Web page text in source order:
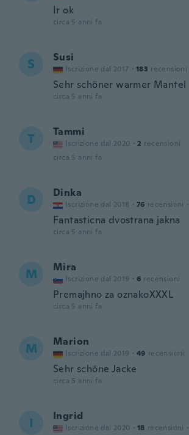
Ir ok
circa 5 anni fa
S Susi
Iscrizione dal 2017 · 183 recensioni
Sehr schöner warmer Mantel
circa 5 anni fa
T Tammi
Iscrizione dal 2020 · 2 recensioni
circa 5 anni fa
D Dinka
Iscrizione dal 2018 · 76 recensioni ·
Fantasticna dvostrana jakna
circa 5 anni fa
M Mira
Iscrizione dal 2019 · 6 recensioni
Premajhno za oznakoXXXL
circa 5 anni fa
M Marion
Iscrizione dal 2019 · 49 recensioni
Sehr schöne Jacke
circa 5 anni fa
I Ingrid
Iscrizione dal 2020 · 18 recensioni ·